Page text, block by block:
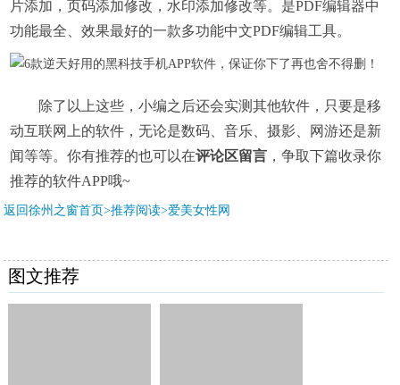
片添加，页码添加修改，水印添加修改等。是PDF编辑器中
功能最全、效果最好的一款多功能中文PDF编辑工具。
除了以上这些，小编之后还会实测其他软件，只要是移
动互联网上的软件，无论是数码、音乐、摄影、网游还是新
闻等等。你有推荐的也可以在评论区留言，争取下篇收录你
推荐的软件APP哦~
返回徐州之窗首页>推荐阅读>爱美女性网
图文推荐